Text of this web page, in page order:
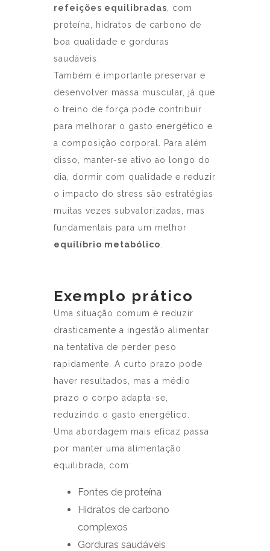
refeições equilibradas , com
proteína, hidratos de carbono de
boa qualidade e gorduras
saudáveis.
Também é importante preservar e
desenvolver massa muscular, já que
o treino de força pode contribuir
para melhorar o gasto energético e
a composição corporal. Para além
disso, manter-se ativo ao longo do
dia, dormir com qualidade e reduzir
o impacto do stress são estratégias
muitas vezes subvalorizadas, mas
fundamentais para um melhor
equilíbrio metabólico
Exemplo prático
Uma situação comum é reduzir
drasticamente a ingestão alimentar
na tentativa de perder peso
rapidamente. A curto prazo pode
haver resultados, mas a médio
prazo o corpo adapta-se,
reduzindo o gasto energético.
Uma abordagem mais eficaz passa
por manter uma alimentação
equilibrada, com:
Fontes de proteína
Hidratos de carbono
complexos
Gorduras saudáveis